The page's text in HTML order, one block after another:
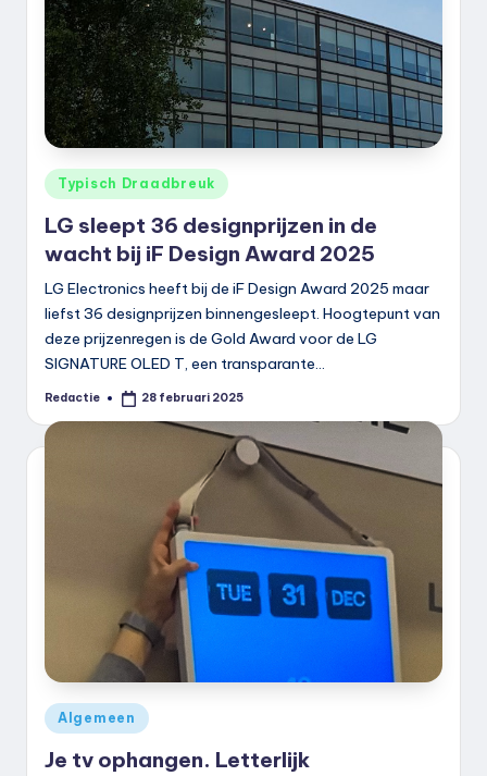
Geplaatst
in
Typisch Draadbreuk
LG sleept 36 designprijzen in de
wacht bij iF Design Award 2025
LG Electronics heeft bij de iF Design Award 2025 maar
liefst 36 designprijzen binnengesleept. Hoogtepunt van
deze prijzenregen is de Gold Award voor de LG
SIGNATURE OLED T, een transparante…
Geplaatst
Redactie 28 februari 2025
Geplaatst
in
Algemeen
Je tv ophangen. Letterlijk